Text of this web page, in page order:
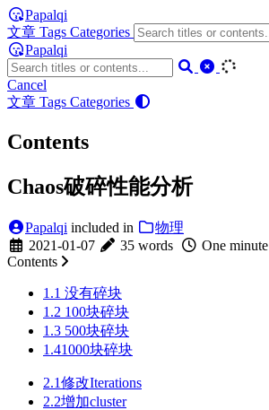
Papalqi
文章 Tags Categories
Papalqi
Cancel
文章 Tags Categories
Contents
Chaos破碎性能分析
Papalqi included in
物理
2021-01-07
35 words
One minute
Contents
1.1 没有碎块
1.2 100块碎块
1.3 500块碎块
1.41000块碎块
2.1修改Iterations
2.2增加cluster